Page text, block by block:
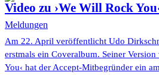
Video zu ›We Will Rock
Meldungen
Am 22. April veröffentlicht Udo
erstmals ein Coveralbum. Seiner
You‹ hat der Accept-Mitbegründer ein